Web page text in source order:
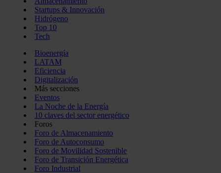
Startups & Innovación
Hidrógeno
Top 10
Tech
Bioenergía
LATAM
Eficiencia
Digitalización
Más secciones
Eventos
La Noche de la Energía
10 claves del sector energético
Foros
Foro de Almacenamiento
Foro de Autoconsumo
Foro de Movilidad Sostenible
Foro de Transición Energética
Foro Industrial